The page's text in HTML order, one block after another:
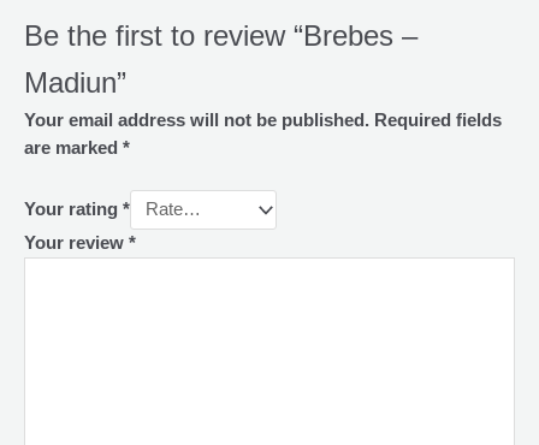
Be the first to review “Brebes –
Madiun”
Your email address will not be published. Required fields
are marked *
Your rating *
Your review *